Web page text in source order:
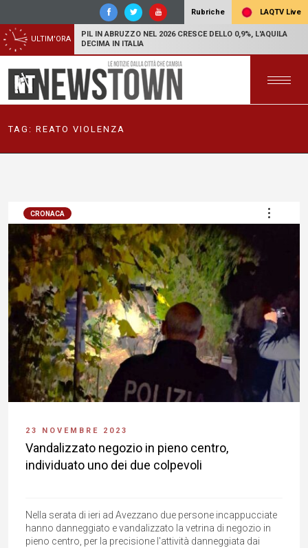
Rubriche LAQTV Live
ULTIM'ORA
PIL IN ABRUZZO NEL 2026 CRESCE DELLO 0,9%, L'AQUILA
DECIMA IN ITALIA
TAG: REATO VIOLENZA
CRONACA
23 NOVEMBRE 2023
Vandalizzato negozio in pieno centro,
individuato uno dei due colpevoli
Nella serata di ieri ad Avezzano due persone incappucciate
hanno danneggiato e vandalizzato la vetrina di negozio in
pieno centro, per la precisione l'attività danneggiata dai